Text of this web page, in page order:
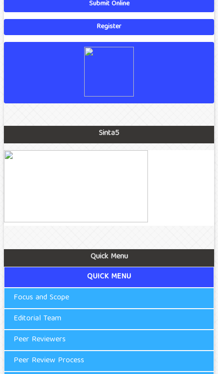
Submit Online
Register
Sinta5
Quick Menu
QUICK MENU
Focus and Scope
Editorial Team
Peer Reviewers
Peer Review Process